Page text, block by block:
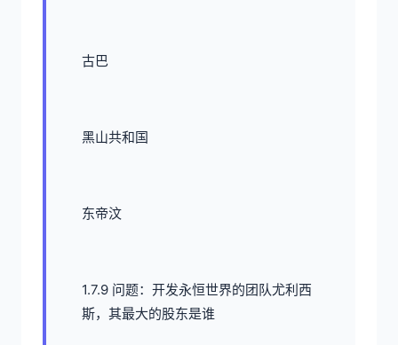
古巴
黑山共和国
东帝汶
1.7.9 问题：开发永恒世界的团队尤利西
斯，其最大的股东是谁